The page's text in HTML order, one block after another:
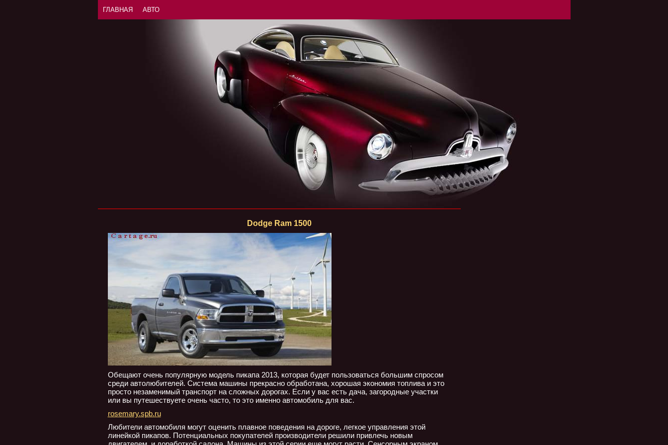
ГЛАВНАЯ АВТО
Dodge Ram 1500
Обещают очень популярную модель пикапа 2013, которая будет пользоваться большим спросом
среди автолюбителей. Система машины прекрасно обработана, хорошая экономия топлива и это
просто незаменимый транспорт на сложных дорогах. Если у вас есть дача, загородные участки
или вы путешествуете очень часто, то это именно автомобиль для вас.
rosemary.spb.ru
Любители автомобиля могут оценить плавное поведения на дороге, легкое управления этой
линейкой пикапов. Потенциальных покупателей производители решили привлечь новым